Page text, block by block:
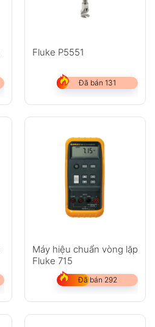
Fluke P5551
Đã bán 131
Máy hiệu chuẩn vòng lặp
Fluke 715
Đã bán 292